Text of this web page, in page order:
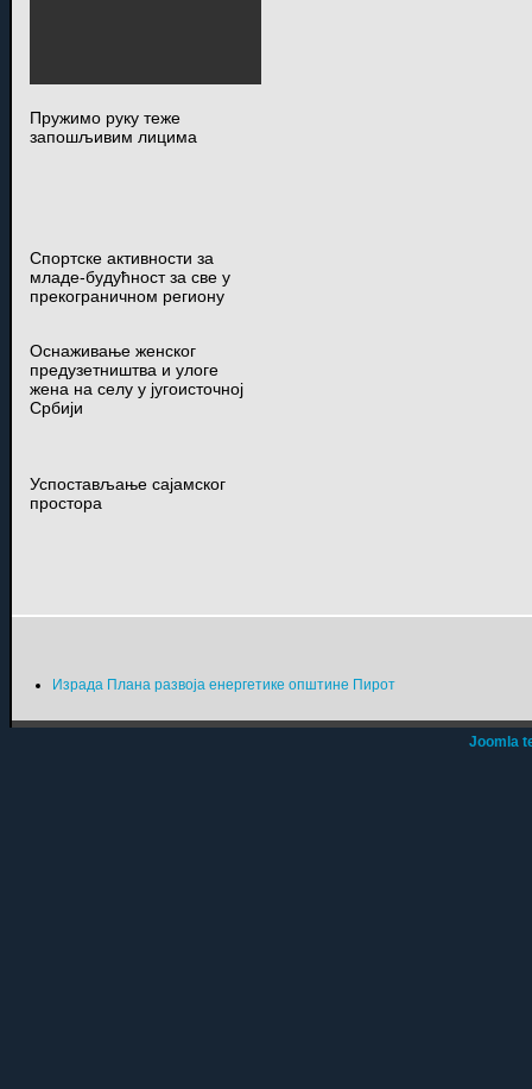
Пружимо руку теже
запошљивим лицима
Спортске активности за
младе-будућност за све у
прекограничном региону
Оснаживање женског
предузетништва и улоге
жена на селу у југоисточној
Србији
Успостављање сајамског
простора
Израда Плана развоја енергетике општине Пирот
Joomla